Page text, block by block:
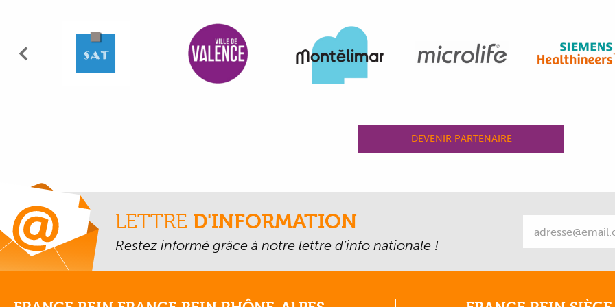
Précédent
DEVENIR PARTENAIRE
LETTRE D'INFORMATION
Restez informé grâce à notre lettre d’info nationale !